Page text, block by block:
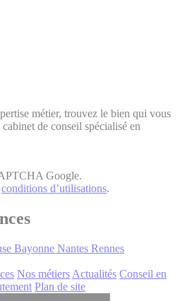
métier, trouvez le bien qui vous
de conseil spécialisé en
Google.
conditions d’utilisations.
Bayonne Nantes Rennes
Nos métiers Actualités Conseil en
Plan de site